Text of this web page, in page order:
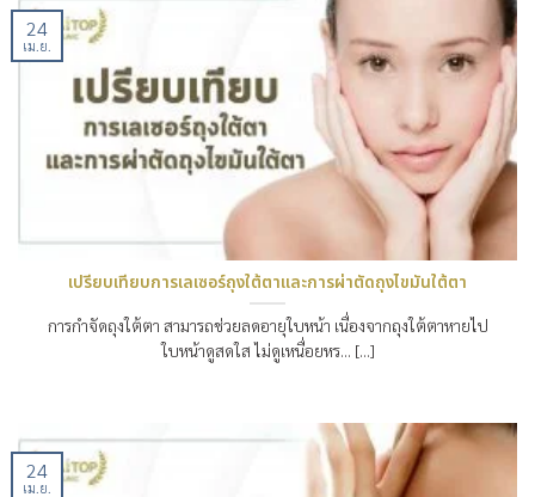
เปรียบเทียบการเลเซอร์ถุงใต้ตาและการผ่าตัดถุงไขมันใต้ตา
การกำจัดถุงใต้ตา สามารถช่วยลดอายุใบหน้า เนื่องจากถุงใต้ตาหายไป
ใบหน้าดูสดใส ไม่ดูเหนื่อยหร… [...]
24
เม.ย.
24
เม.ย.